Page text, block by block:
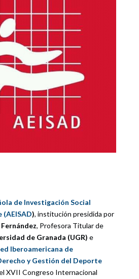
de Investigación Social
), institución presidida por
, Profesora Titular de
de Granada (UGR) e
Iberoamericana de
y Gestión del Deporte
XVII Congreso Internacional